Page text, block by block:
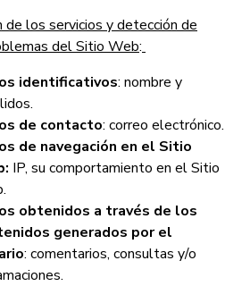
de los servicios y detección de
del Sitio Web:
identificativos: nombre y
de contacto: correo electrónico.
de navegación en el Sitio
IP, su comportamiento en el Sitio
obtenidos a través de los
generados por el
: comentarios, consultas y/o